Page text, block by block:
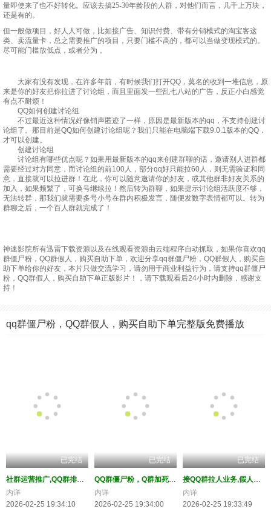
量即使来了也不好转化。应该去搞25-30年龄段的人群，对他们而言，几千上万块，
还是有的。
但一般做项目，好人人可做，比如接广告、知识付费、带有分销模式的淘宝客这
类、卖流量卡，总之需要推广的项目，只要门槛不高的，都可以当做变现模式的。
尽可能门槛放低点，或者分为 。
大家有没有发现，在许多年前，有时候我们打开QQ，莫名的收到一堆信息，原
来是你的好友把你拉进了讨论组，而且里面发一些乱七八站的广告，反正小白感觉
有点不耐烦！
QQ如何创建讨论组
不过最近这种情况好像销声匿迹了一样，原因是最新版本的qq，不支持创建讨
论组了。那目前是QQ如何创建讨论组呢？我们只能在电脑端下载9.0.1版本的QQ，
才可以创建。
创建讨论组
讨论组有哪些优点呢？如果用最新版本的qq来创建群聊的话，邀请别人进群都
需要经过对方同意，而讨论组的前100人，部分qq好只能拉60人，则无需验证和同
意，直接就可以拉进群！在此，你可以随意邀请你的好友，或其他群非好友关系的
加入，如果频繁了，可换号继续拉！然后转为群聊，如果提示讨论组活跃度不够，
无法转群，那我们就需要多号小号在群内积极发言，随便发数字表情都可以。转为
群聊之后，一个百人群就完成了！
神速影院所有迅雷下载资源以及在线观看资源由云端程序自动抓取，如果你喜欢qq
群僵尸粉，QQ群假人，购买自助下单，欢迎分享qq群僵尸粉，QQ群假人，购买自
助下单给你的好友，本片只做交流学习，请勿用于商业利益行为，请支持qq群僵尸
粉，QQ群假人，购买自助下单正版影片！，请下载观看后24小时内删除，感谢支
持！
qq群僵尸粉，QQ群假人，购买自助下单完整版免费播放
已完结
内详
2026-02-25 19:34:10
已完结
QQ群僵尸粉，Q群加死粉群假人，QQ群加人，Q群尸体人数
内详
2026-02-25 19:34:00
已完结
内详
2026-02-25 19:33:49